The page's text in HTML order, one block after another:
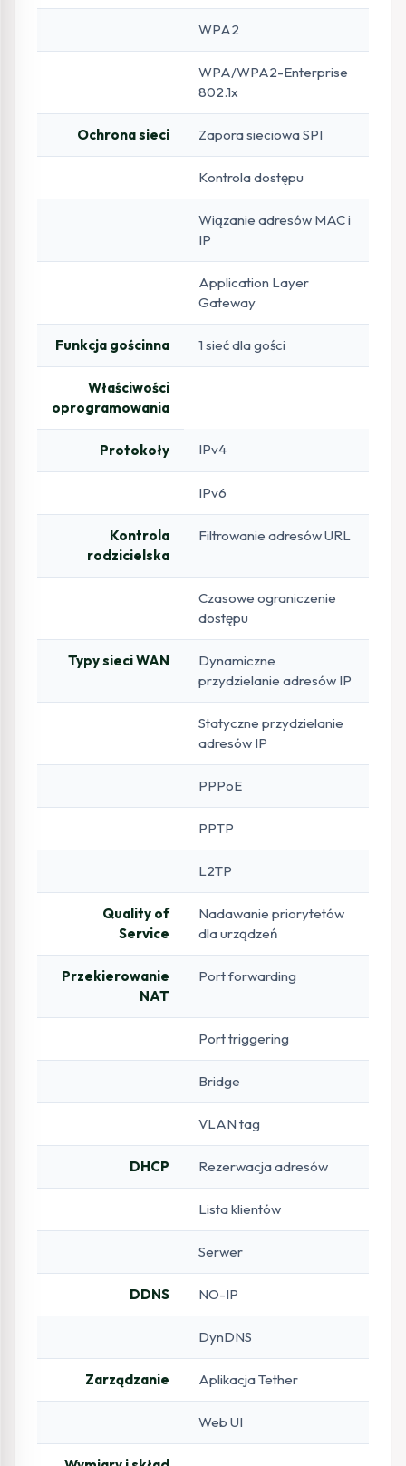
WPA2
WPA/WPA2-Enterprise
802.1x
Ochrona sieci Zapora sieciowa SPI
Kontrola dostępu
Wiązanie adresów MAC i
IP
Application Layer
Gateway
Funkcja gościnna 1 sieć dla gości
Właściwości
oprogramowania
Protokoły IPv4
IPv6
Kontrola
rodzicielska
Filtrowanie adresów URL
Czasowe ograniczenie
dostępu
Typy sieci WAN
Dynamiczne
przydzielanie adresów IP
Statyczne przydzielanie
adresów IP
PPPoE
PPTP
L2TP
Quality of
Service
Nadawanie priorytetów
dla urządzeń
Przekierowanie
NAT
Port forwarding
Port triggering
Bridge
VLAN tag
DHCP Rezerwacja adresów
Lista klientów
Serwer
DDNS NO-IP
DynDNS
Zarządzanie Aplikacja Tether
Web UI